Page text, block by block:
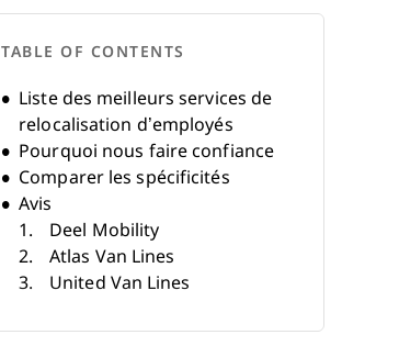
TABLE OF CONTENTS
Liste des meilleurs services de
relocalisation d’employés
Pourquoi nous faire confiance
Comparer les spécificités
Avis
Deel Mobility
Atlas Van Lines
United Van Lines
North American Van Lines